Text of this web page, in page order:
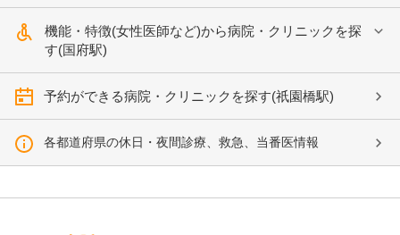
機能・特徴(女性医師など)から病院・クリニックを探
す(国府駅)
予約ができる病院・クリニックを探す(祇園橋駅)
各都道府県の休日・夜間診療、救急、当番医情報